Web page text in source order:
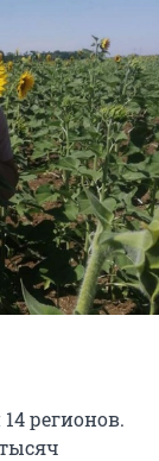
регионов.